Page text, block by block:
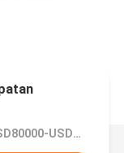
Harga：USD80000-USD150000